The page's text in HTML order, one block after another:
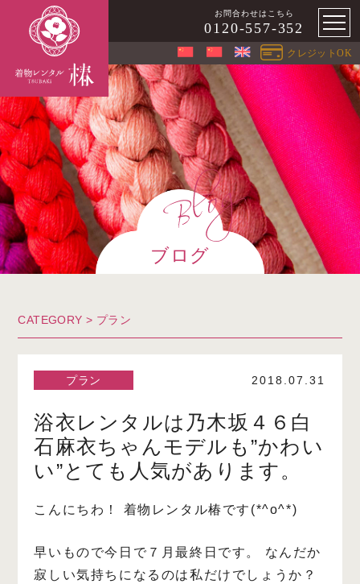
お問合わせはこちら
0120-557-352
クレジットOK
ブログ
CATEGORY > プラン
プラン 2018.07.31
浴衣レンタルは乃木坂４６白
石麻衣ちゃんモデルも”かわい
い”とても人気があります。
こんにちわ！ 着物レンタル椿です(*^o^*)
早いもので今日で７月最終日です。
なんだか
寂しい気持ちになるのは私だけでしょうか？